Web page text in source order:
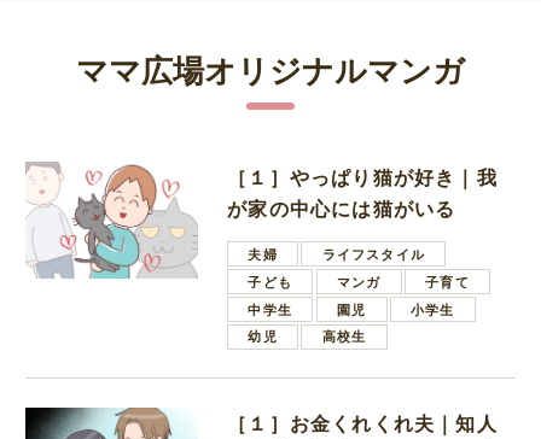
ママ広場オリジナルマンガ
［１］やっぱり猫が好き｜我
が家の中心には猫がいる
夫婦
ライフスタイル
子ども
マンガ
子育て
中学生
園児
小学生
幼児
高校生
［１］お金くれくれ夫｜知人